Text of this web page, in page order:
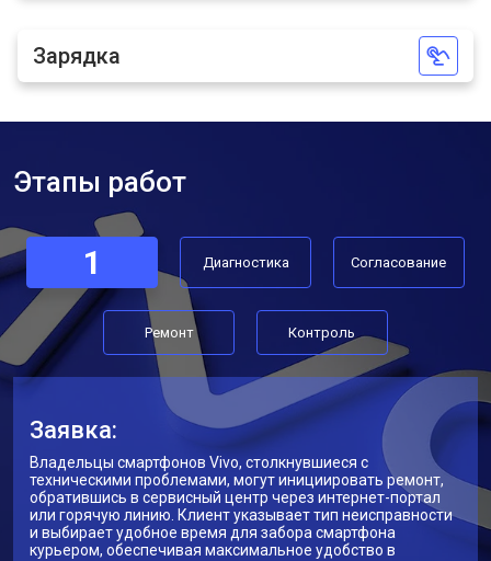
Зарядка
Этапы работ
1 Диагностика Согласование
Ремонт Контроль
Заявка:
Владельцы смартфонов Vivo, столкнувшиеся с
техническими проблемами, могут инициировать ремонт,
обратившись в сервисный центр через интернет-портал
или горячую линию. Клиент указывает тип неисправности
и выбирает удобное время для забора смартфона
курьером, обеспечивая максимальное удобство в